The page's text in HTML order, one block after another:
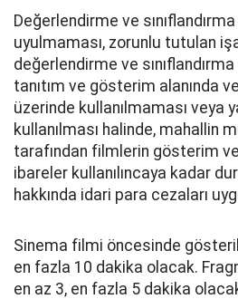
Değerlendirme ve
uyulmaması, zorunlu tutulan
değerlendirme ve
tanıtım ve gösterim alanında
üzerinde kullanılmaması veya
kullanılması halinde, mahallin
tarafından filmlerin gösterim ve
ibareler kullanılıncaya kadar
hakkında idari para cezaları
Sinema filmi öncesinde
en fazla 10 dakika olacak.
en az 3, en fazla 5 dakika